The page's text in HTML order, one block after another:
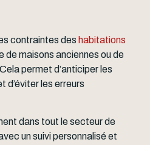
contraintes des habitations
de maisons anciennes ou de
permet d’anticiper les
les erreurs
dans tout le secteur de
un suivi personnalisé et